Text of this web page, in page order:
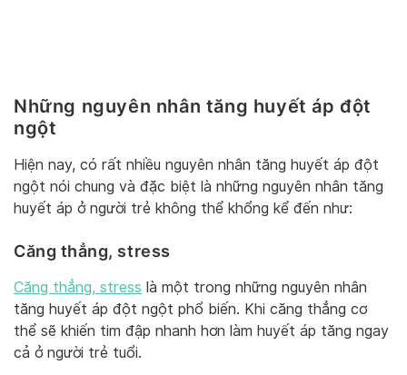
Những nguyên nhân tăng huyết áp đột
ngột
Hiện nay, có rất nhiều nguyên nhân tăng huyết áp đột
ngột nói chung và đặc biệt là những nguyên nhân tăng
huyết áp ở người trẻ không thể khổng kể đến như:
Căng thẳng, stress
Căng thẳng, stress là một trong những nguyên nhân
tăng huyết áp đột ngột phổ biến. Khi căng thẳng cơ
thể sẽ khiến tim đập nhanh hơn làm huyết áp tăng ngay
cả ở người trẻ tuổi.